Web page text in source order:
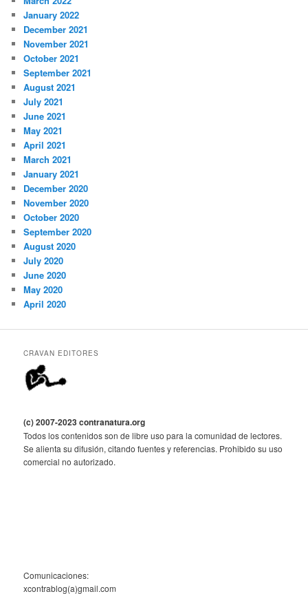
January 2022
December 2021
November 2021
October 2021
September 2021
August 2021
July 2021
June 2021
May 2021
April 2021
March 2021
January 2021
December 2020
November 2020
October 2020
September 2020
August 2020
July 2020
June 2020
May 2020
April 2020
CRAVAN EDITORES
(c) 2007-2023 contranatura.org
Todos los contenidos son de libre uso para la comunidad de lectores.
Se alienta su difusión, citando fuentes y referencias. Prohibido su uso
comercial no autorizado.
Comunicaciones:
xcontrablog(a)gmail.com